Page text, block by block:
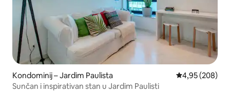
Kondominij – Jardim Paulista Prosječna
4,95 (208)
Sunčan i inspirativan stan u Jardim Paulisti